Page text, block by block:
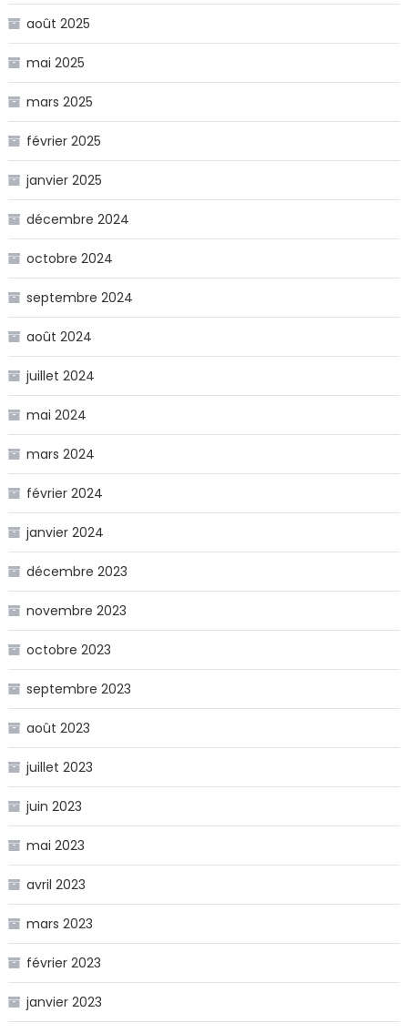
août 2025
mai 2025
mars 2025
février 2025
janvier 2025
décembre 2024
octobre 2024
septembre 2024
août 2024
juillet 2024
mai 2024
mars 2024
février 2024
janvier 2024
décembre 2023
novembre 2023
octobre 2023
septembre 2023
août 2023
juillet 2023
juin 2023
mai 2023
avril 2023
mars 2023
février 2023
janvier 2023